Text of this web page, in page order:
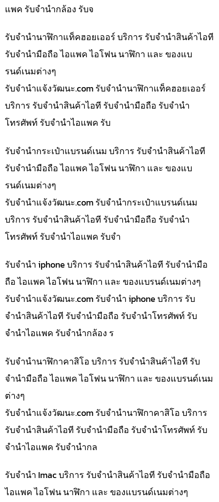
แพค รับจำนำกล้อง รับจ
รับจำนำนาฬิกาแท็คฮอยเออร์ บริการ รับจำนำสินค้าไอที
รับจำนำมือถือ ไอแพค ไอโฟน นาฬิกา และ ของแบ
รนด์เนมต่างๆ
รับจํานําแจ้งวัฒนะ.com รับจำนำนาฬิกาแท็คฮอยเออร์
บริการ รับจำนำสินค้าไอที รับจำนำมือถือ รับจำนำ
โทรศัพท์ รับจำนำไอแพค รับ
รับจำนำกระเป๋าแบรนด์เนม บริการ รับจำนำสินค้าไอที
รับจำนำมือถือ ไอแพค ไอโฟน นาฬิกา และ ของแบ
รนด์เนมต่างๆ
รับจํานําแจ้งวัฒนะ.com รับจำนำกระเป๋าแบรนด์เนม
บริการ รับจำนำสินค้าไอที รับจำนำมือถือ รับจำนำ
โทรศัพท์ รับจำนำไอแพค รับจำ
รับจำนำ iphone บริการ รับจำนำสินค้าไอที รับจำนำมือ
ถือ ไอแพค ไอโฟน นาฬิกา และ ของแบรนด์เนมต่างๆ
รับจํานําแจ้งวัฒนะ.com รับจำนำ iphone บริการ รับ
จำนำสินค้าไอที รับจำนำมือถือ รับจำนำโทรศัพท์ รับ
จำนำไอแพค รับจำนำกล้อง ร
รับจำนำนาฬิกาคาสิโอ บริการ รับจำนำสินค้าไอที รับ
จำนำมือถือ ไอแพค ไอโฟน นาฬิกา และ ของแบรนด์เนม
ต่างๆ
รับจํานําแจ้งวัฒนะ.com รับจำนำนาฬิกาคาสิโอ บริการ
รับจำนำสินค้าไอที รับจำนำมือถือ รับจำนำโทรศัพท์ รับ
จำนำไอแพค รับจำนำกล
รับจำนำ Imac บริการ รับจำนำสินค้าไอที รับจำนำมือถือ
ไอแพค ไอโฟน นาฬิกา และ ของแบรนด์เนมต่างๆ